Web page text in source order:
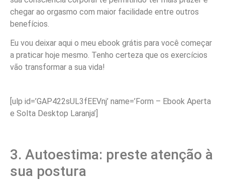
chegar ao orgasmo com maior facilidade entre outros
benefícios.
Eu vou deixar aqui o meu ebook grátis para você começar
a praticar hoje mesmo. Tenho certeza que os exercícios
vão transformar a sua vida!
[ulp id=’GAP422sUL3fEEVnj’ name=’Form – Ebook Aperta
e Solta Desktop Laranja’]
3. Autoestima: preste atenção à
sua postura